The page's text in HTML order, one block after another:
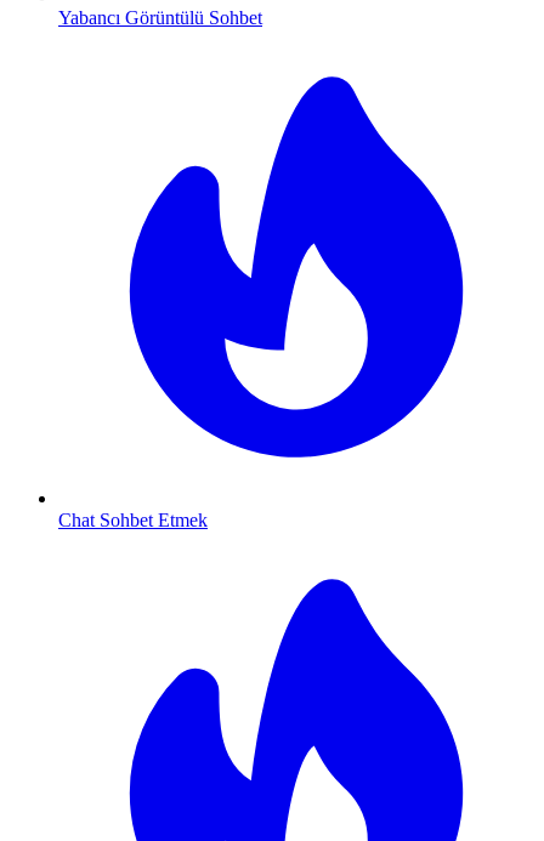
Yabancı Görüntülü Sohbet
Chat Sohbet Etmek